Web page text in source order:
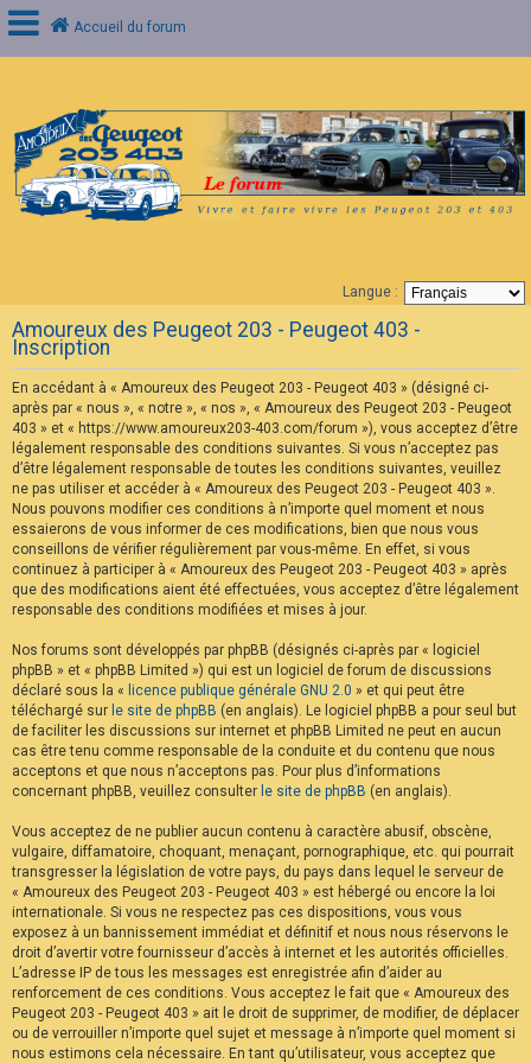
o
n
n
e
x
A
Q
Accueil du forum
Langue :
Amoureux des Peugeot 203 - Peugeot 403 -
Inscription
En accédant à « Amoureux des Peugeot 203 - Peugeot 403 » (désigné ci-
après par « nous », « notre », « nos », « Amoureux des Peugeot 203 - Peugeot
403 » et « https://www.amoureux203-403.com/forum »), vous acceptez d’être
légalement responsable des conditions suivantes. Si vous n’acceptez pas
d’être légalement responsable de toutes les conditions suivantes, veuillez
ne pas utiliser et accéder à « Amoureux des Peugeot 203 - Peugeot 403 ».
Nous pouvons modifier ces conditions à n’importe quel moment et nous
essaierons de vous informer de ces modifications, bien que nous vous
conseillons de vérifier régulièrement par vous-même. En effet, si vous
continuez à participer à « Amoureux des Peugeot 203 - Peugeot 403 » après
que des modifications aient été effectuées, vous acceptez d’être légalement
responsable des conditions modifiées et mises à jour.
Nos forums sont développés par phpBB (désignés ci-après par « logiciel
phpBB » et « phpBB Limited ») qui est un logiciel de forum de discussions
déclaré sous la « licence publique générale GNU 2.0 » et qui peut être
téléchargé sur le site de phpBB (en anglais). Le logiciel phpBB a pour seul but
de faciliter les discussions sur internet et phpBB Limited ne peut en aucun
cas être tenu comme responsable de la conduite et du contenu que nous
acceptons et que nous n’acceptons pas. Pour plus d’informations
concernant phpBB, veuillez consulter le site de phpBB (en anglais).
Vous acceptez de ne publier aucun contenu à caractère abusif, obscène,
vulgaire, diffamatoire, choquant, menaçant, pornographique, etc. qui pourrait
transgresser la législation de votre pays, du pays dans lequel le serveur de
« Amoureux des Peugeot 203 - Peugeot 403 » est hébergé ou encore la loi
internationale. Si vous ne respectez pas ces dispositions, vous vous
exposez à un bannissement immédiat et définitif et nous nous réservons le
droit d’avertir votre fournisseur d’accès à internet et les autorités officielles.
L’adresse IP de tous les messages est enregistrée afin d’aider au
renforcement de ces conditions. Vous acceptez le fait que « Amoureux des
Peugeot 203 - Peugeot 403 » ait le droit de supprimer, de modifier, de déplacer
ou de verrouiller n’importe quel sujet et message à n’importe quel moment si
nous estimons cela nécessaire. En tant qu’utilisateur, vous acceptez que